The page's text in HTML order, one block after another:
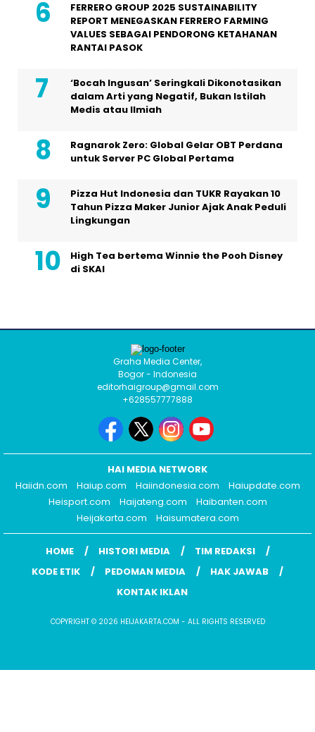
FERRERO GROUP 2025 SUSTAINABILITY
REPORT MENEGASKAN FERRERO FARMING
VALUES SEBAGAI PENDORONG KETAHANAN
RANTAI PASOK
‘Bocah Ingusan’ Seringkali Dikonotasikan
dalam Arti yang Negatif, Bukan Istilah
Medis atau Ilmiah
Ragnarok Zero: Global Gelar OBT Perdana
untuk Server PC Global Pertama
Pizza Hut Indonesia dan TUKR Rayakan 10
Tahun Pizza Maker Junior Ajak Anak Peduli
Lingkungan
High Tea bertema Winnie the Pooh Disney
di SKAI
Graha Media Center,
Bogor - Indonesia
editorhaigroup@gmail.com
+628557777888
HAI MEDIA NETWORK
Haiidn.com
Haiup.com Haiindonesia.com
Haiupdate.com
Heisport.com
Haijateng.com
Haibanten.com
Heijakarta.com
Haisumatera.com
HOME HISTORI MEDIA
TIM REDAKSI
KODE ETIK
PEDOMAN MEDIA
HAK JAWAB
KONTAK IKLAN
COPYRIGHT © 2026 HEIJAKARTA.COM - ALL RIGHTS RESERVED